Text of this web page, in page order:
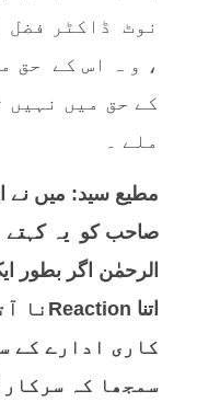
نوٹ ڈاکٹر فضل
، و ہ اس کے حق
کے حق میں نہیں
ملے ۔
مطیع سید: میں نے
صاحب کو یہ کہتے
الرحمٰن اگر بطور
اتنا Reaction نا
کاری ادارے کے
سمجھا کہ